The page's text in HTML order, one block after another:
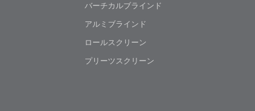
バーチカルブラインド
アルミブラインド
ロールスクリーン
プリーツスクリーン